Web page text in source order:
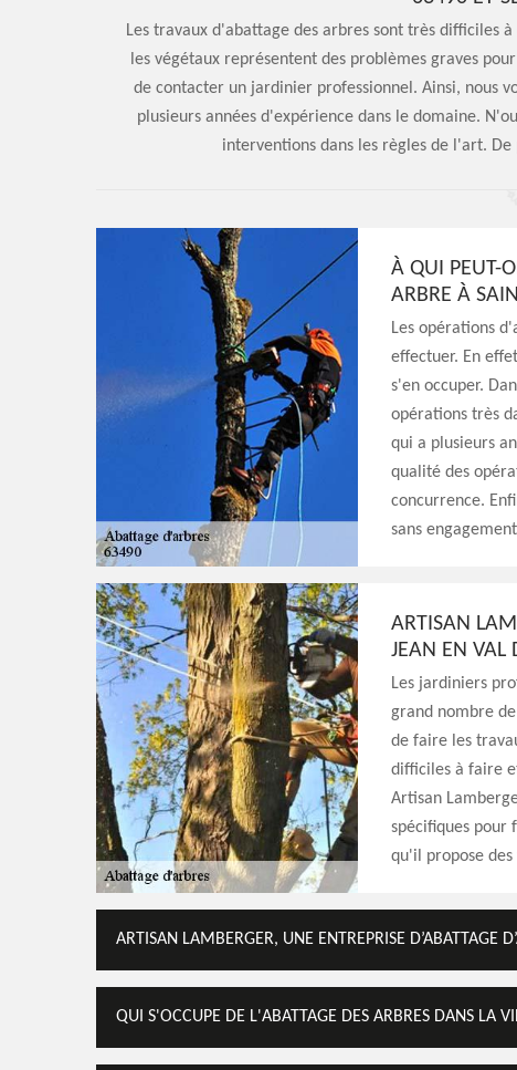
Les travaux d'abattage des arbres sont très difficiles
les végétaux représentent des problèmes graves
de contacter un jardinier professionnel. Ainsi, nous
plusieurs années d'expérience dans le domaine.
interventions dans les règles de l'art.
À QUI PEUT-
ARBRE À
Les opérations
effectuer. En
s'en occuper.
opérations très
qui a plusieurs
qualité des
concurrence.
sans
ARTISAN
JEAN EN VAL
Les jardiniers
grand nombre
de faire les
difficiles à faire
Artisan
spécifiques pour
qu'il propose des
ARTISAN LAMBERGER, UNE ENTREPRISE D’ABATTAGE
QUI S'OCCUPE DE L'ABATTAGE DES ARBRES DANS LA